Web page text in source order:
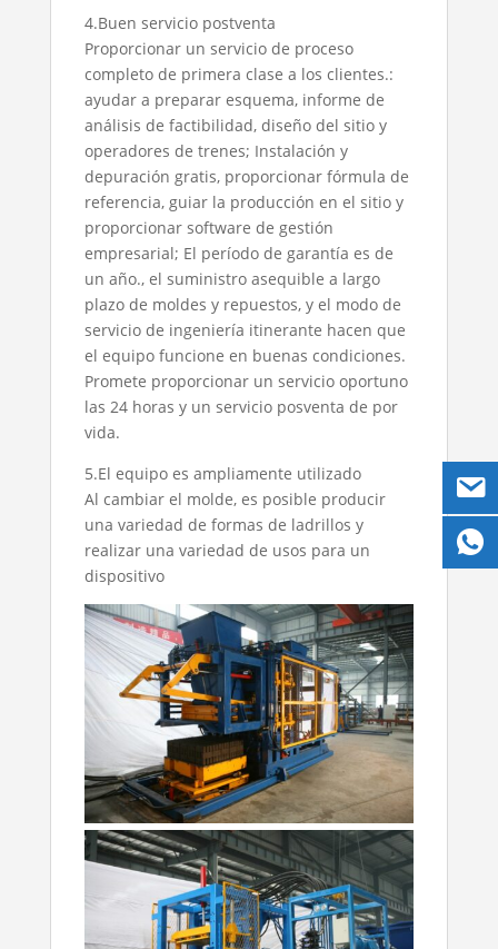
4.Buen servicio postventa
Proporcionar un servicio de proceso
completo de primera clase a los clientes.:
ayudar a preparar esquema, informe de
análisis de factibilidad, diseño del sitio y
operadores de trenes; Instalación y
depuración gratis, proporcionar fórmula de
referencia, guiar la producción en el sitio y
proporcionar software de gestión
empresarial; El período de garantía es de
un año., el suministro asequible a largo
plazo de moldes y repuestos, y el modo de
servicio de ingeniería itinerante hacen que
el equipo funcione en buenas condiciones.
Promete proporcionar un servicio oportuno
las 24 horas y un servicio posventa de por
vida.
5.El equipo es ampliamente utilizado
Al cambiar el molde, es posible producir
una variedad de formas de ladrillos y
realizar una variedad de usos para un
dispositivo